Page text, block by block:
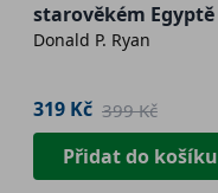
starověkém Egyptě
Donald P. Ryan
319 Kč 399 Kč
Přidat do košíku